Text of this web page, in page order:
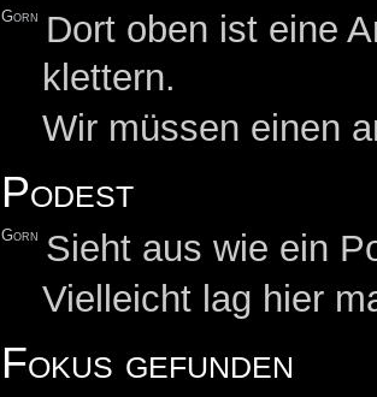
Gorn
Dort oben ist eine
klettern.
Wir müssen einen
Podest
Gorn Sieht aus wie ein
Vielleicht lag hier
Fokus gefunden